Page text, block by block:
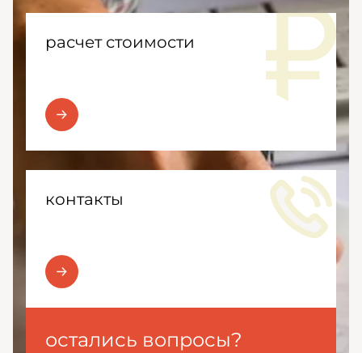
расчет стоимости
контакты
остались вопросы?